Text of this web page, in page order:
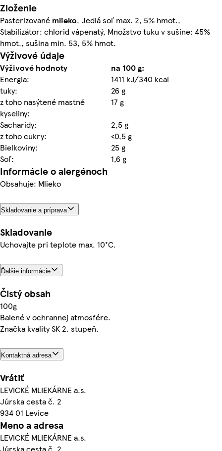
Zloženie
Pasterizované mlieko, Jedlá soľ max. 2, 5% hmot.,
Stabilizátor: chlorid vápenatý, Množstvo tuku v sušine: 45%
hmot., sušina min. 53, 5% hmot.
Výživové údaje
Výživové hodnoty
na 100 g:
Energia:
1411 kJ/340 kcal
tuky:
26 g
z toho nasýtené mastné
kyseliny:
17 g
Sacharidy:
2,5 g
z toho cukry:
<0,5 g
Bielkoviny:
25 g
Soľ:
1,6 g
Informácie o alergénoch
Obsahuje: Mlieko
Skladovanie a príprava
Skladovanie
Uchovajte pri teplote max. 10°C.
Ďalšie informácie
Čistý obsah
100g
Balené v ochrannej atmosfére.
Značka kvality SK 2. stupeň.
Kontaktná adresa
Vrátiť
LEVICKÉ MLIEKÁRNE a.s.
Júrska cesta č. 2
934 01 Levice
Meno a adresa
LEVICKÉ MLIEKÁRNE a.s.